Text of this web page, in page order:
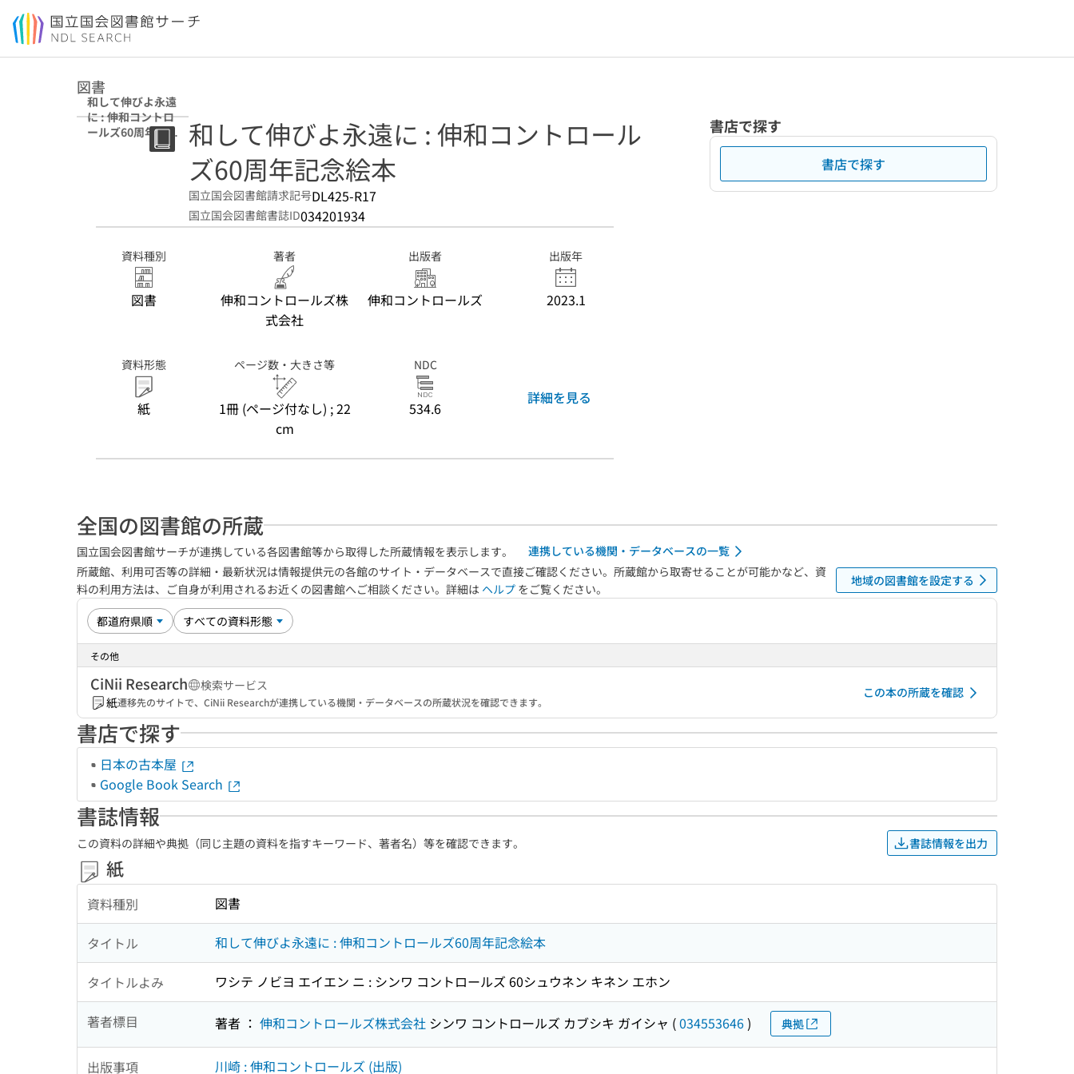
本文へ移動
図書
和して伸びよ永遠
に : 伸和コントロ
ールズ60周年記念
和して伸びよ永遠に : 伸和コントロール
ズ60周年記念絵本
国立国会図書館請求記号DL425-R17
国立国会図書館書誌ID034201934
資料種別
図書
著者
伸和コントロールズ株
式会社
出版者
伸和コントロールズ
出版年
2023.1
資料形態
紙
ページ数・大きさ等
1冊 (ページ付なし) ; 22
cm
NDC
534.6
詳細を見る
書店で探す
書店で探す
全国の図書館の所蔵
国立国会図書館サーチが連携している各図書館等から取得した所蔵情報を表示します。
連携している機関・データベースの一覧
所蔵館、利用可否等の詳細・最新状況は情報提供元の各館のサイト・データベースで直接ご確認ください。所蔵館から取寄せることが可能かなど、資
料の利用方法は、ご自身が利用されるお近くの図書館へご相談ください。詳細は ヘルプ をご覧ください。
地域の図書館を設定する
その他
CiNii Research
検索サービス
紙遷移先のサイトで、CiNii Researchが連携している機関・データベースの所蔵状況を確認できます。
この本の所蔵を確認
書店で探す
日本の古本屋
Google Book Search
書誌情報
この資料の詳細や典拠（同じ主題の資料を指すキーワード、著者名）等を確認できます。 書誌情報を出力
紙
資料種別 図書
タイトル 和して伸びよ永遠に : 伸和コントロールズ60周年記念絵本
タイトルよみ ワシテ ノビヨ エイエン ニ : シンワ コントロールズ 60シュウネン キネン エホン
著者標目 著者 ： 伸和コントロールズ株式会社 シンワ コントロールズ カブシキ ガイシャ (034553646) 典拠
出版事項 川崎 : 伸和コントロールズ (出版)